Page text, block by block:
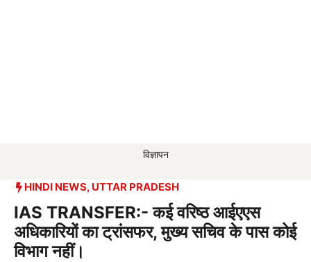
विज्ञापन
HINDI NEWS, UTTAR PRADESH
IAS TRANSFER:- कई वरिष्ठ आईएएस
अधिकारियों का ट्रांसफर, मुख्य सचिव के पास कोई
विभाग नहीं।